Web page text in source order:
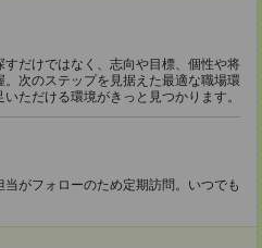
だけではなく、志向や目標、個性や将
次のステップを見据えた最適な職場環
ただける環境がきっと見つかります。
がフォローのため定期訪問。いつでも